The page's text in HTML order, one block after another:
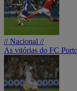
// Nacional //
As vitórias do FC